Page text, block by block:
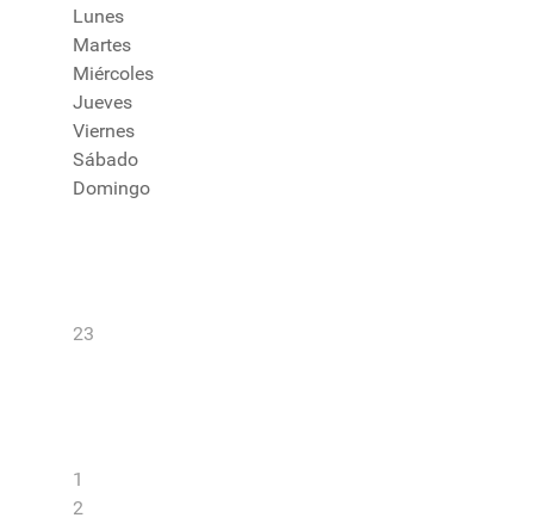
Lunes
Martes
Miércoles
Jueves
Viernes
Sábado
Domingo
23
1
2